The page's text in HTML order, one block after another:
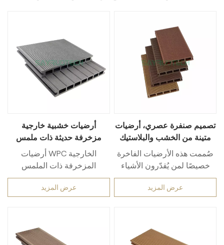
أرضيات خشبية خارجية
مزخرفة حديثة ذات ملمس
مميز مصنوعة من مادة WPC
أرضيات WPC الخارجية
المزخرفة ذات الملمس
العصري هي أرضيات خارجية
تجمع بين التصميم المتطور
الخشب والبلاستيك (WPC)
عالية المتانة، والتي تتميز
عرض المزيد
تصميم صنفرة عصري، أرضيات
متينة من الخشب والبلاستيك
المركب
صُممت هذه الأرضيات الفاخرة
خصيصًا لمن يُقدّرون الأشياء
الراقية في الحياة، فهي تتميز
بلمسة نهائية أنيقة وعصرية
الاحترافية، تُعدّ أرضيات WPC
عرض المزيد